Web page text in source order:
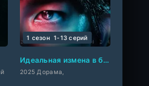
Идеальная измена в браке
2025 Дорама,
1 сезон 1-13 cерий